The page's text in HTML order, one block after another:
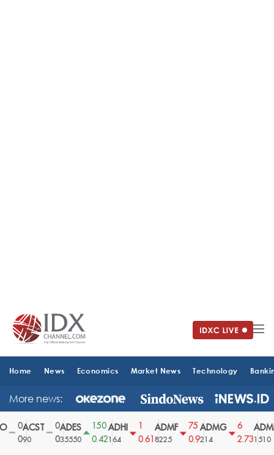
Home News Economics Market News Technology
More news:
ACST
90
ADES
35550
150
0.42
ADHI
164
0.61
ADMF
8225
75
0.9
ADMG
214
2.73
ADMR
1510